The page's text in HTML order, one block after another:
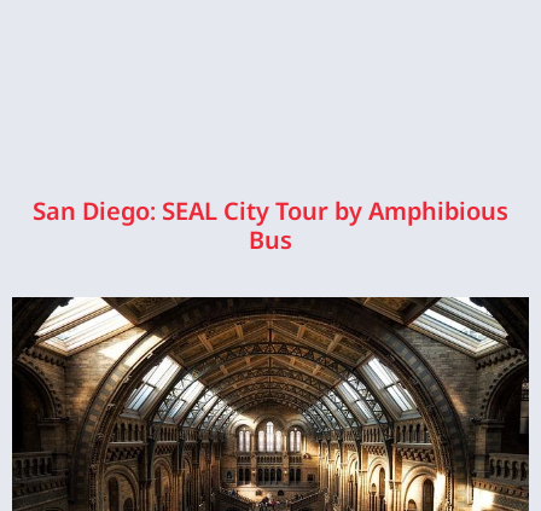
San Diego: SEAL City Tour by Amphibious
Bus